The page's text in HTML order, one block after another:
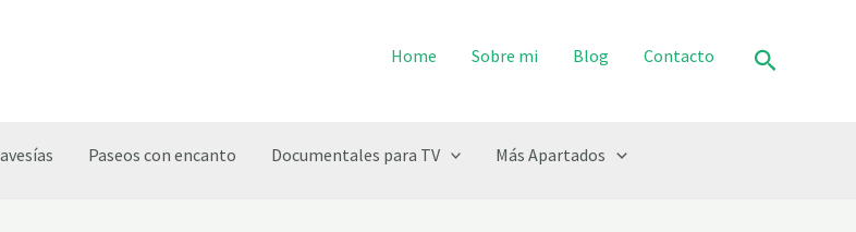
Home Sobre mi Blog Contacto Buscar
Paseos con encanto Documentales para TV Más Apartados